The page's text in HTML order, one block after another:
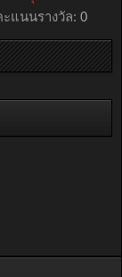
ะแนนรางวัล: 0